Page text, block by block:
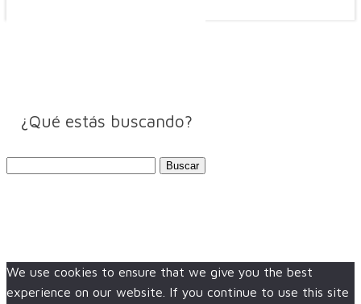
¿Qué estás buscando?
We use cookies to ensure that we give you the best
experience on our website. If you continue to use this site